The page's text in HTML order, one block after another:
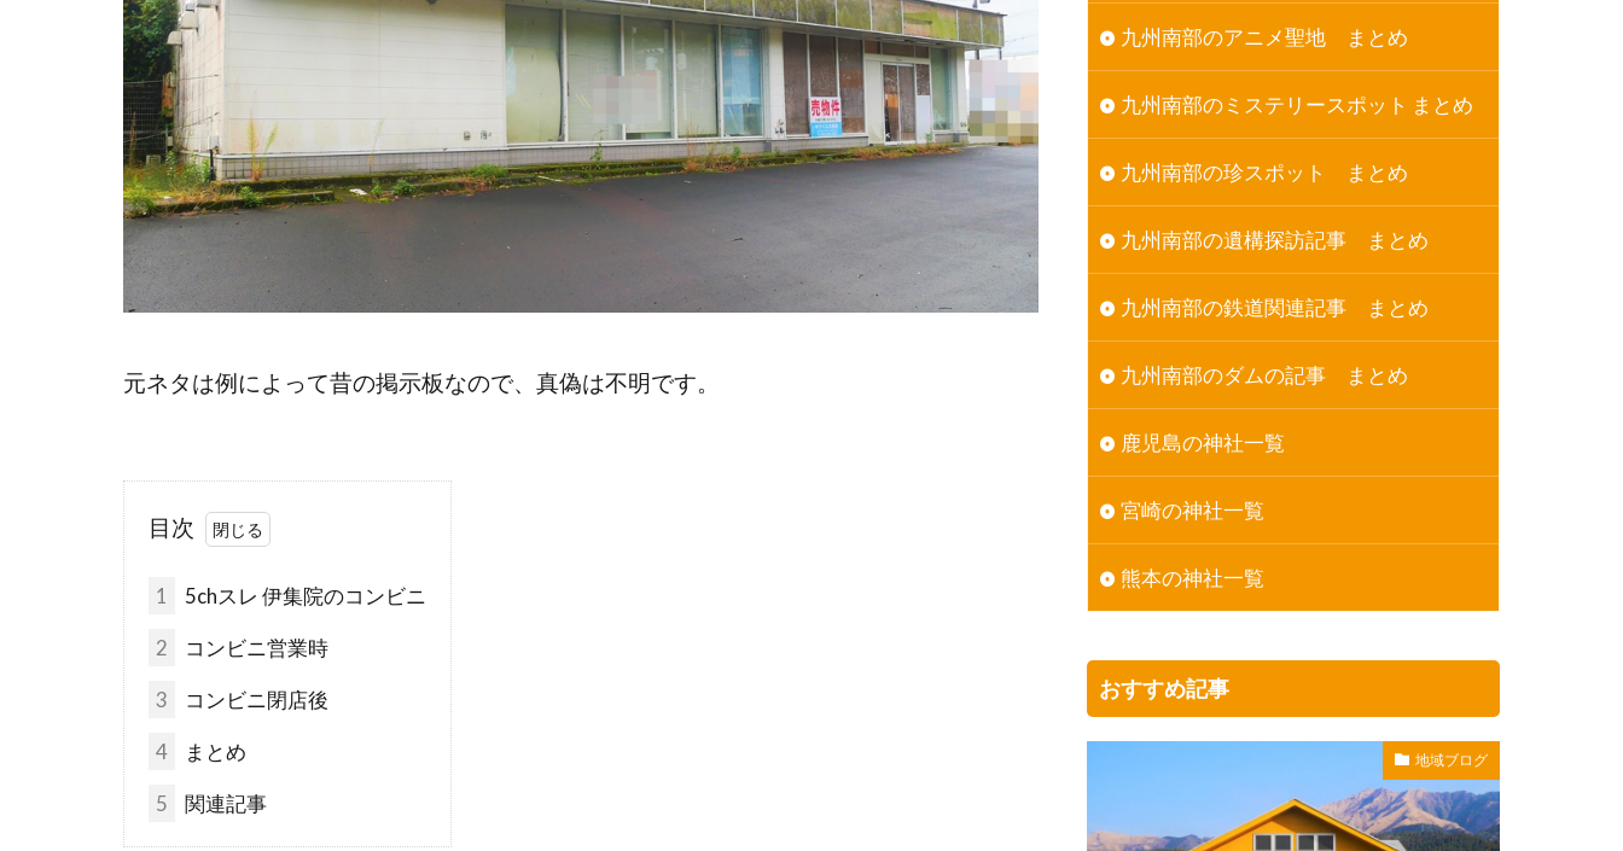
元ネタは例によって昔の掲示板なので、真偽は不明です。
目次
1 5chスレ 伊集院のコンビニ
2 コンビニ営業時
3 コンビニ閉店後
4 まとめ
5 関連記事
九州南部のアニメ聖地 まとめ
九州南部のミステリースポット まとめ
九州南部の珍スポット まとめ
九州南部の遺構探訪記事 まとめ
九州南部の鉄道関連記事 まとめ
九州南部のダムの記事 まとめ
鹿児島の神社一覧
宮崎の神社一覧
熊本の神社一覧
おすすめ記事
地域ブログ